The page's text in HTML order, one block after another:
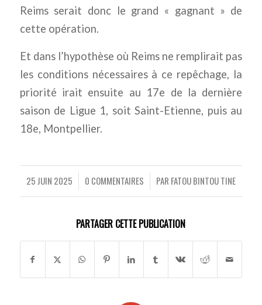
Reims serait donc le grand « gagnant » de
cette opération.
Et dans l’hypothèse où Reims ne remplirait pas
les conditions nécessaires à ce repêchage, la
priorité irait ensuite au 17e de la dernière
saison de Ligue 1, soit Saint-Etienne, puis au
18e, Montpellier.
25 JUIN 2025
/ 0 COMMENTAIRES
/ PAR FATOU BINTOU TINE
PARTAGER CETTE PUBLICATION